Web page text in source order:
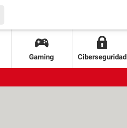
Gaming Ciberseguridad